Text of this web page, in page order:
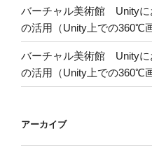
バーチャル美術館 Unity
の活用（Unity上での360℃
バーチャル美術館 Unity
の活用（Unity上での360℃
アーカイブ